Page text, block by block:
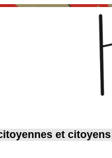
et citoyens